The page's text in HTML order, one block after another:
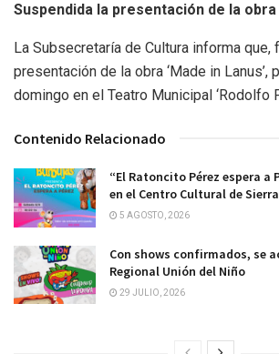
Suspendida la presentación de la obra
La Subsecretaría de Cultura informa
presentación de la obra ‘Made in Lanus’,
domingo en el Teatro Municipal ‘Rodolfo
Contenido Relacionado
“El Ratoncito Pérez espera a
en el Centro Cultural de
5 AGOSTO, 2026
Con shows confirmados, se
Regional Unión del Niño
29 JULIO, 2026